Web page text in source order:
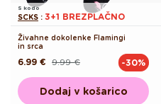
S kodo
SCKS : 3+1 BREZPLAČNO
Živahne dokolenke Flamingi
in srca
Redna 9.99 €
Akcijska
6.99 € -30%
Dodaj v košarico